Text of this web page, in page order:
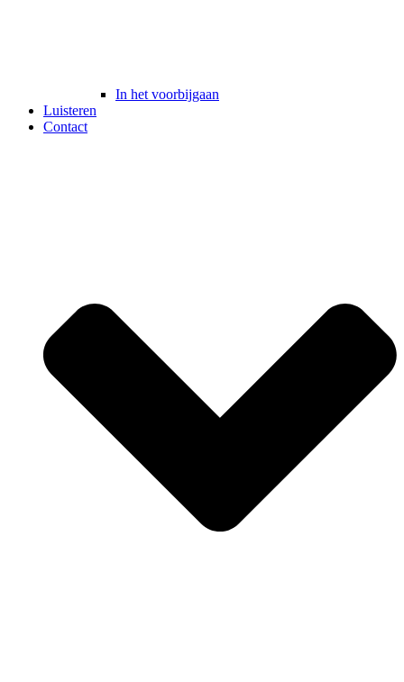
In het voorbijgaan
Luisteren
Contact